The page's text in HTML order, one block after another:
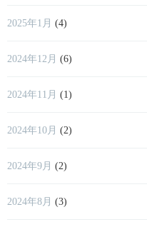
2025年1月 (4)
2024年12月 (6)
2024年11月 (1)
2024年10月 (2)
2024年9月 (2)
2024年8月 (3)